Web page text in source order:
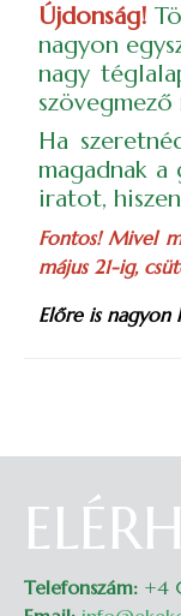
Újdonság!
nagyon
nagy
Ha
magadnak
iratot,
Fontos! Mivel
május 21-ig,
Előre is
Telefonszám: +4